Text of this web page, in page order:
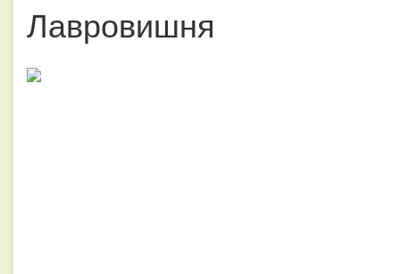
Лавровишня